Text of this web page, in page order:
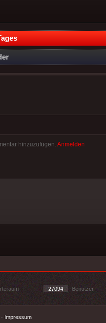
hinzuzufügen. Anmelden
27094 Benutzer
Impressum